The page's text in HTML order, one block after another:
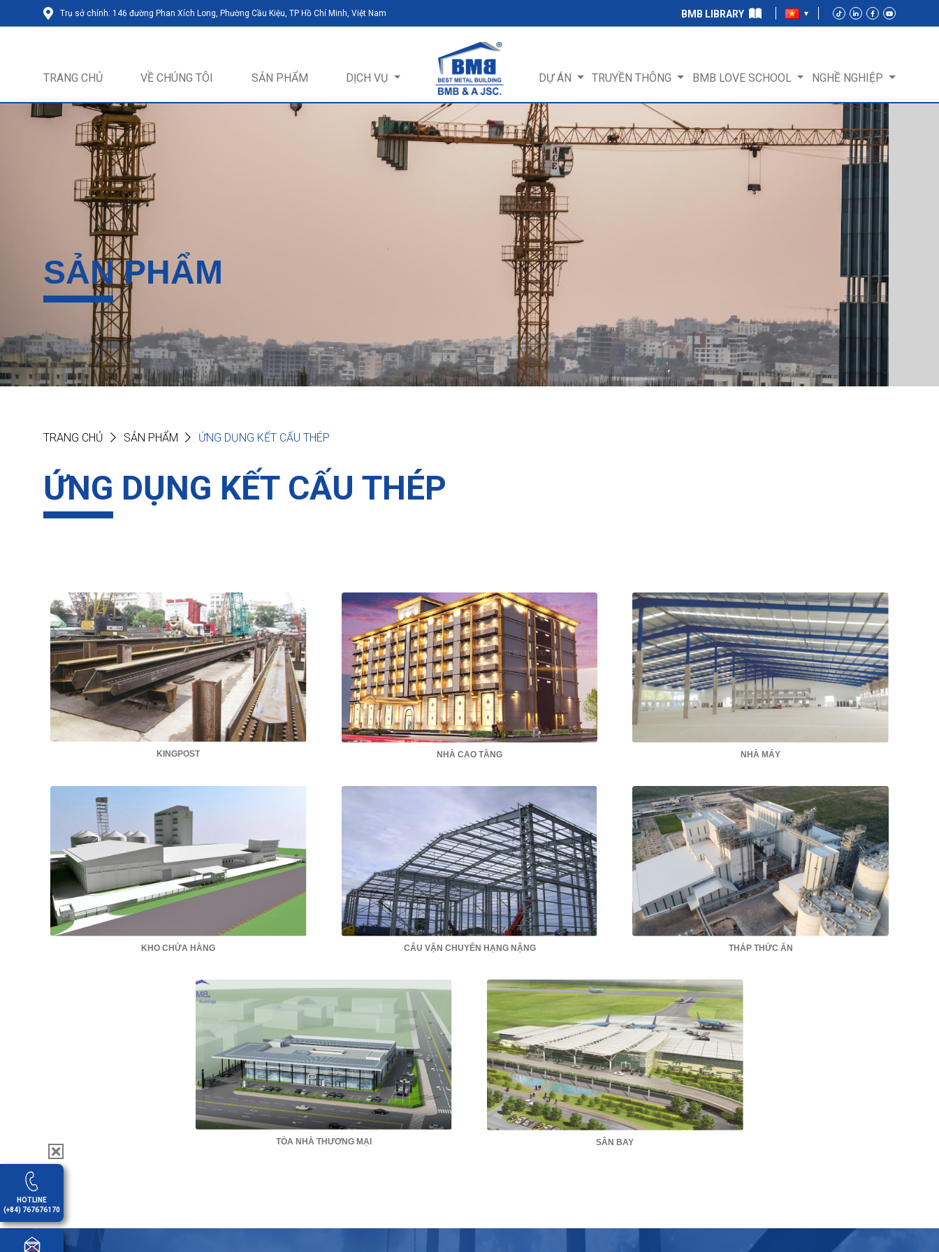
Trụ sở chính: 146 đường Phan Xích Long, Phường Cầu Kiệu, TP Hồ Chí Minh, Việt Nam BMB LIBRARY
TRANG CHỦ VỀ CHÚNG TÔI SẢN PHẨM DỊCH VỤ DỰ ÁN TRUYỀN THÔNG BMB LOVE SCHOOL NGHỀ NGHIỆP
SẢN PHẨM
TRANG CHỦ SẢN PHẨM ỨNG DỤNG KẾT CẤU THÉP
ỨNG DỤNG KẾT CẤU THÉP
KINGPOST NHÀ CAO TẦNG NHÀ MÁY
KHO CHỨA HÀNG CẨU VẬN CHUYỂN HẠNG NẶNG THÁP THỨC ĂN
TÒA NHÀ THƯƠNG MẠI SÂN BAY
HOTLINE
(+84) 767676170